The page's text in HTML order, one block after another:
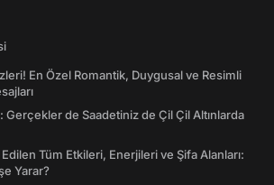
En Özel Romantik, Duygusal ve Resimli
Gerçekler de Saadetiniz de Çil Çil Altınlarda
Tüm Etkileri, Enerjileri ve Şifa Alanları:
Yarar?